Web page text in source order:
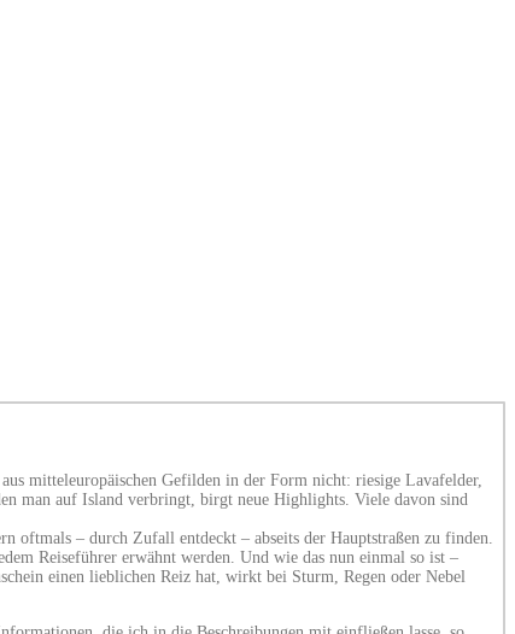
mitteleuropäischen Gefilden in der Form nicht: riesige Lavafelder,
man auf Island verbringt, birgt neue Highlights. Viele davon sind
oftmals – durch Zufall entdeckt – abseits der Hauptstraßen zu finden.
Reiseführer erwähnt werden. Und wie das nun einmal so ist –
einen lieblichen Reiz hat, wirkt bei Sturm, Regen oder Nebel